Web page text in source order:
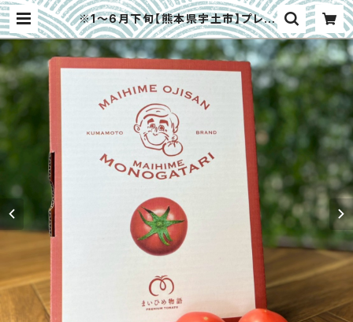
※1～6月下旬【熊本県宇土市】プレミ
アムトマトまいひめ物語「結び箱」約１
㎏ | 大畑大介商店